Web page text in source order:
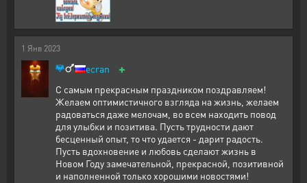
1 Янв 2023
ecran +
С самым прекрасным праздником поздравляем!
Желаем оптимистичного взгляда на жизнь, желаем
радоваться даже мелочам, во всем находить повод
для улыбки и позитива. Пусть трудности дают
бесценный опыт, то что удается - дарит радость.
Пусть вдохновение и любовь сделают жизнь в
Новом Году замечательной, прекрасной, позитивной
и наполненной только хорошими новостями!